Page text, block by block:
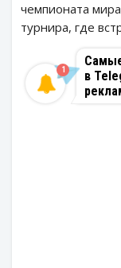
чемпионата
турнира, где
в
1